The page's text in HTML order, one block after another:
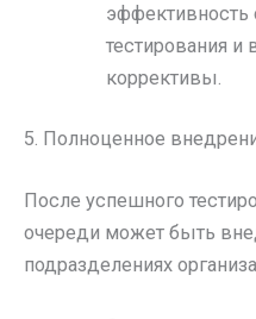
эффективность
тестирования
коррективы.
5. Полноценное
После успешного
очереди может быть
подразделениях